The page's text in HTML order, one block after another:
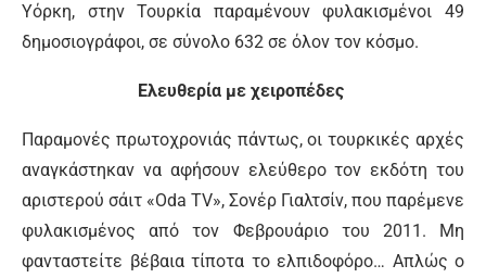
Υόρκη, στην Τουρκία παραμένουν φυλακισμένοι 49
δημοσιογράφοι, σε σύνολο 632 σε όλον τον κόσμο.
Ελευθερία με χειροπέδες
Παραμονές πρωτοχρονιάς πάντως, οι τουρκικές αρχές
αναγκάστηκαν να αφήσουν ελεύθερο τον εκδότη του
αριστερού σάιτ «Oda TV», Σονέρ Γιαλτσίν, που παρέμενε
φυλακισμένος από τον Φεβρουάριο του 2011. Μη
φανταστείτε βέβαια τίποτα το ελπιδοφόρο… Απλώς ο